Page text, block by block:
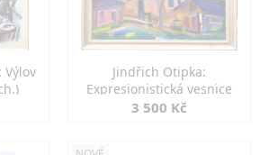
Výlov
Jindřich Otipka:
Expresionistická vesnice
3 500 Kč